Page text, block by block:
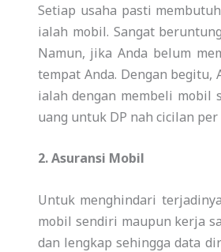
Setiap usaha pasti
ialah mobil. Sangat
Namun, jika Anda belum
tempat Anda. Dengan
ialah dengan membeli mobil
uang untuk DP nah cicilan
2.Asuransi Mobil
Untuk menghindari
mobil sendiri maupun kerja
dan lengkap sehingga data